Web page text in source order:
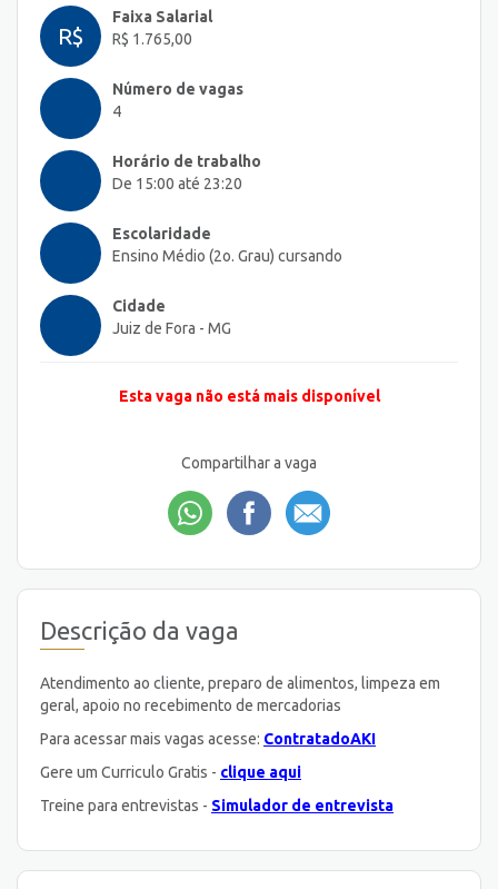
R$
Faixa Salarial
R$ 1.765,00
Número de vagas
4
Horário de trabalho
De 15:00 até 23:20
Escolaridade
Ensino Médio (2o. Grau) cursando
Cidade
Juiz de Fora - MG
Esta vaga não está mais disponível
Compartilhar a vaga
Descrição da vaga
Atendimento ao cliente, preparo de alimentos, limpeza em
geral, apoio no recebimento de mercadorias
Para acessar mais vagas acesse: ContratadoAKI
Gere um Curriculo Gratis - clique aqui
Treine para entrevistas - Simulador de entrevista